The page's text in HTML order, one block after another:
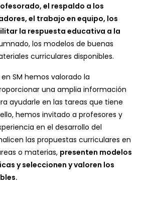
el respaldo a los
el trabajo en equipo, los
la respuesta educativa a la
los modelos de buenas
curriculares disponibles.
SM hemos valorado la
una amplia información
ayudarle en las tareas que tiene
hemos invitado a profesores y
en el desarrollo del
las propuestas curriculares en
o materias, presenten modelos
y seleccionen y valoren los